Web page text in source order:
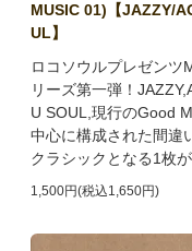
MUSIC 01)【JAZZY/
UL】
ロコソウルプレゼンツ
リーズ第一弾！
U SOUL,現行のGood
中心に構成された間違
クラシックとなる1枚が
1,500円(税込1,650円)